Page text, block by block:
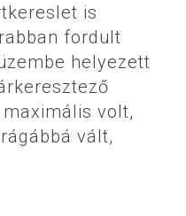
is
fordult
helyezett
volt,
vált,